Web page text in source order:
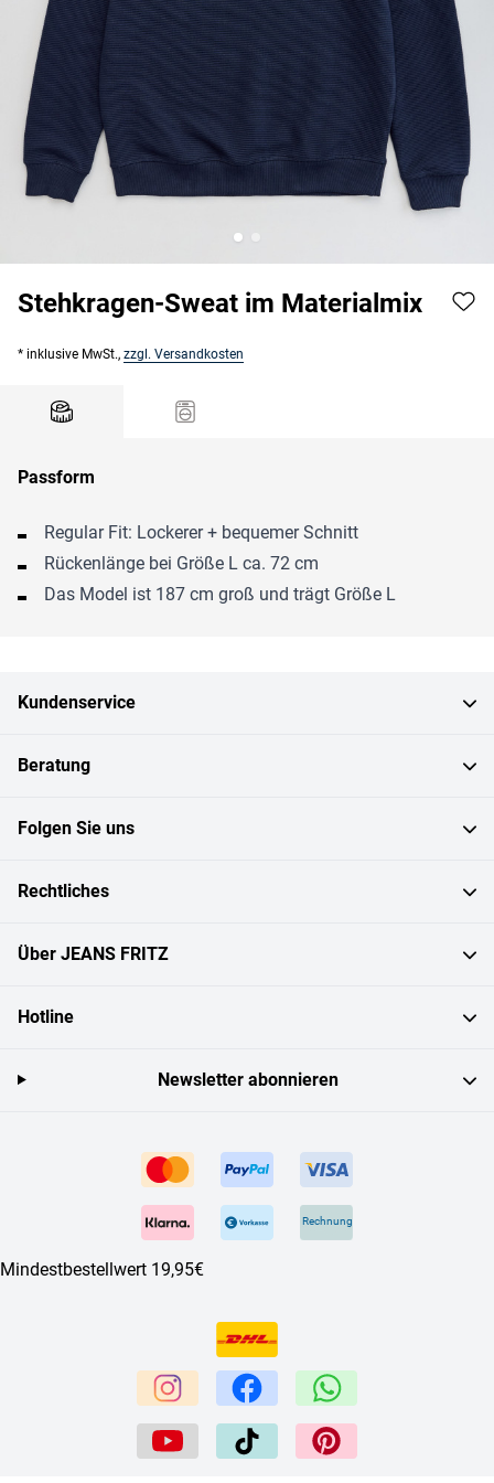
Stehkragen-Sweat im Materialmix
* inklusive MwSt., zzgl. Versandkosten
Passform
Regular Fit: Lockerer + bequemer Schnitt
Rückenlänge bei Größe L ca. 72 cm
Das Model ist 187 cm groß und trägt Größe L
Kundenservice
Beratung
Folgen Sie uns
Rechtliches
Über JEANS FRITZ
Hotline
Rechnung
Mindestbestellwert 19,95€
Newsletter abonnieren